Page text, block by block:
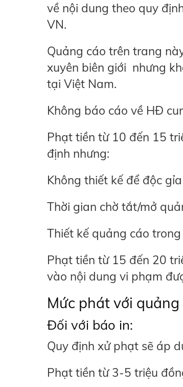
về nội dung theo quy
VN.
Quảng cáo trên trang
xuyên biên giới nhưng
tại Việt Nam.
Không báo cáo về HĐ
Phạt tiền từ 10 đến 15
định nhưng:
Không thiết kế để độc
Thời gian chờ tắt/mở
Thiết kế quảng cáo
Phạt tiền từ 15 đến 20
vào nội dung vi phạm
Mức phát với
Đối với báo in:
Quy định xử phạt sẽ áp
Phạt tiền từ 3-5 triệu